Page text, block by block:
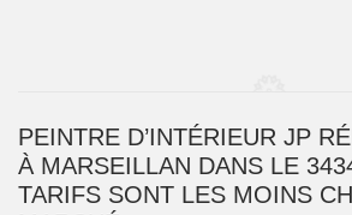
PEINTRE D’INTÉRIEUR JP
À MARSEILLAN DANS LE
TARIFS SONT LES MOINS